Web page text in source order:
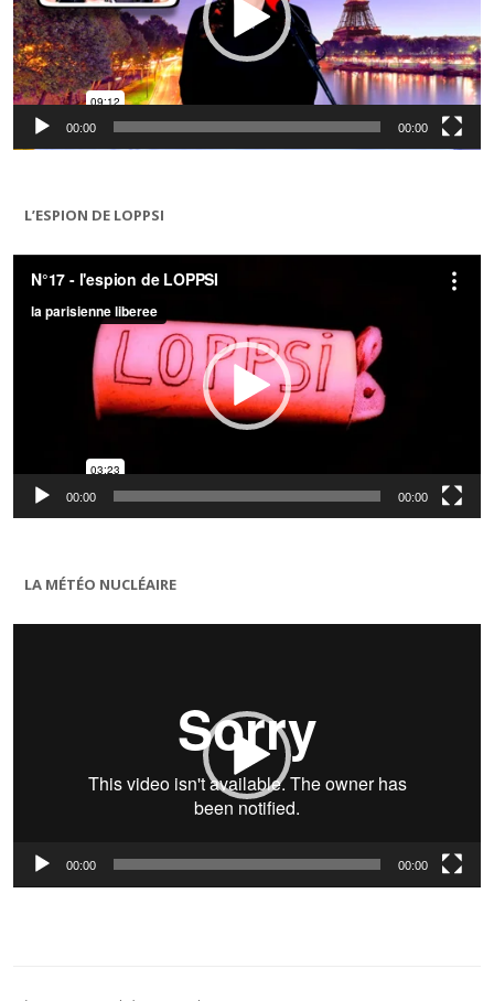
00:00 00:00
L’ESPION DE LOPPSI
Lecteur
vidéo
00:00 00:00
LA MÉTÉO NUCLÉAIRE
Lecteur
00:00 00:00